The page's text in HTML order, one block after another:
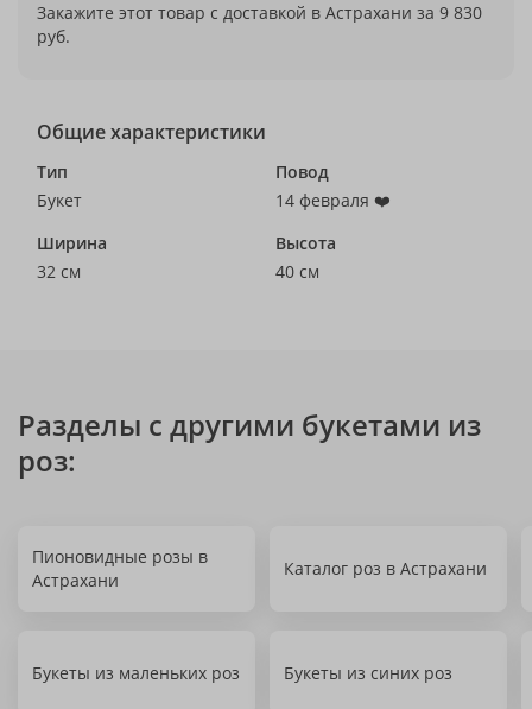
Закажите этот товар с доставкой в Астрахани за 9 830
руб.
Общие характеристики
Тип
Букет
Повод
14 февраля ❤️
Ширина
32 см
Высота
40 см
Разделы с другими букетами из
роз:
Пионовидные розы в
Астрахани
Каталог роз в Астрахани
Букеты из маленьких роз Букеты из синих роз